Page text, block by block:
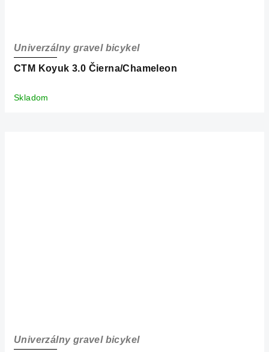
CTM Koyuk 3.0 Čierna/Chameleon
Univerzálny gravel bicykel
Skladom
Univerzálny gravel bicykel